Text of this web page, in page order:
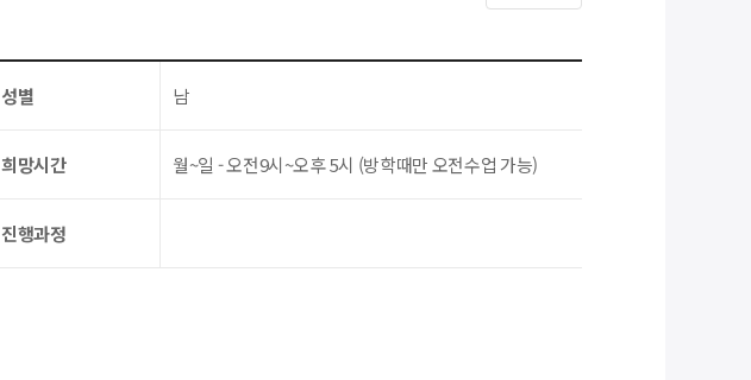
성별 남
희망시간 월~일 - 오전9시~오후 5시 (방학때만 오전수업 가능)
진행과정